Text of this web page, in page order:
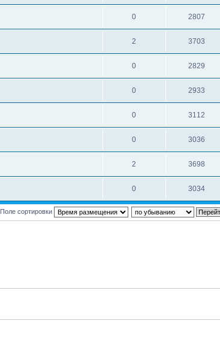
0 2807
2 3703
0 2829
0 2933
0 3112
0 3036
2 3698
0 3034
Поле сортировки